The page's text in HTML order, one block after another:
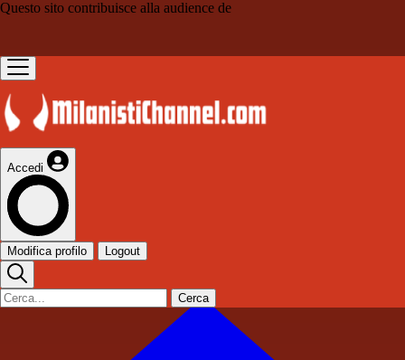
Questo sito contribuisce alla audience de
Accedi
Modifica profilo Logout
Cerca